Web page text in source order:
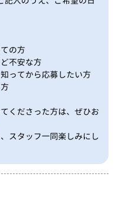
の方
不安な方
ってから応募したい方
くださった方は、ぜひお
スタッフ一同楽しみにし